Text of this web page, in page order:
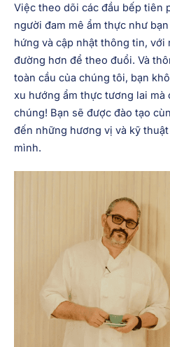
Việc theo dõi các đầu bếp tiên
người đam mê ẩm thực như
hứng và cập nhật thông tin, với
đường hơn để theo đuổi. Và
toàn cầu của chúng tôi, bạn
xu hướng ẩm thực tương lai mà
chúng! Bạn sẽ được đào tạo
đến những hương vị và kỹ
mình.